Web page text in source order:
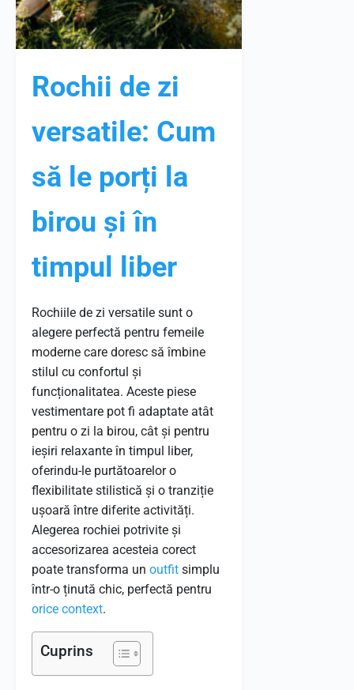
Rochii de zi
versatile: Cum
să le porți la
birou și în
timpul liber
Rochiile de zi versatile sunt o
alegere perfectă pentru femeile
moderne care doresc să îmbine
stilul cu confortul și
funcționalitatea. Aceste piese
vestimentare pot fi adaptate atât
pentru o zi la birou, cât și pentru
ieșiri relaxante în timpul liber,
oferindu-le purtătoarelor o
flexibilitate stilistică și o tranziție
ușoară între diferite activități.
Alegerea rochiei potrivite și
accesorizarea acesteia corect
poate transforma un outfit simplu
într-o ținută chic, perfectă pentru
orice context.
Cuprins